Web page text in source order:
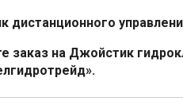
дистанционного
заказ на Джойстик